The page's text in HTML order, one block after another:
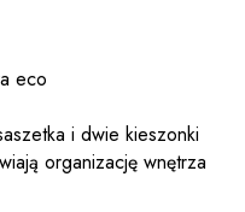
eco
i dwie kieszonki
organizację wnętrza